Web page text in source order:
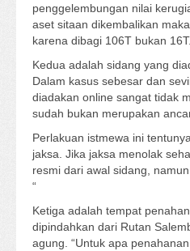
penggelembungan nilai
aset sitaan dikembalikan
karena dibagi 106T bukan
Kedua adalah sidang yang
Dalam kasus sebesar dan
diadakan online sangat tidak
sudah bukan merupakan
Perlakuan istmewa ini
jaksa. Jika jaksa menolak
resmi dari awal sidang,
“
Ketiga adalah tempat
dipindahkan dari Rutan
agung. “Untuk apa